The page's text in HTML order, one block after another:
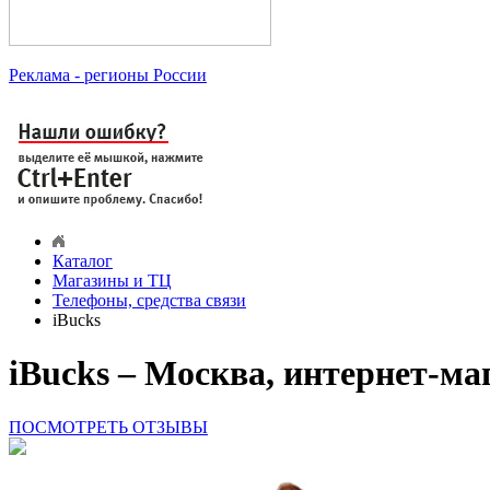
Реклама - регионы России
Каталог
Магазины и ТЦ
Телефоны, средства связи
iBucks
iBucks – Москва, интернет-
ПОСМОТРЕТЬ ОТЗЫВЫ